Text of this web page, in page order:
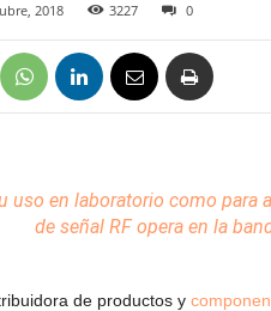
2018 3227 0
uso en laboratorio como para
de señal RF opera en la
de productos y